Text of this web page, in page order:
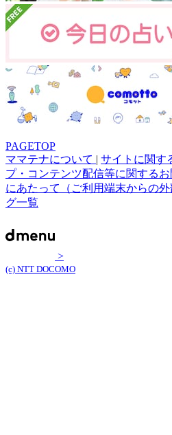
PAGETOP
ママテナについて | サイトに関す
プ・コンテンツ配信等に関する
にあたって（ご利用端末からの
グ一覧
>
(c) NTT DOCOMO